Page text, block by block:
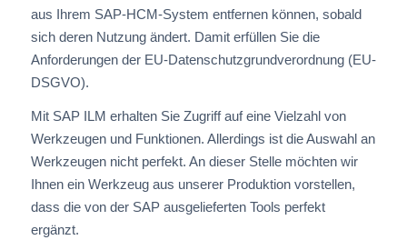
aus Ihrem SAP-HCM-System entfernen können, sobald
sich deren Nutzung ändert. Damit erfüllen Sie die
Anforderungen der EU-Datenschutzgrundverordnung (EU-
DSGVO).
Mit SAP ILM erhalten Sie Zugriff auf eine Vielzahl von
Werkzeugen und Funktionen. Allerdings ist die Auswahl an
Werkzeugen nicht perfekt. An dieser Stelle möchten wir
Ihnen ein Werkzeug aus unserer Produktion vorstellen,
dass die von der SAP ausgelieferten Tools perfekt
ergänzt.